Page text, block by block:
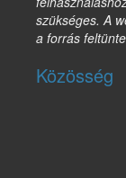
szükséges. A
a forrás
Közösség